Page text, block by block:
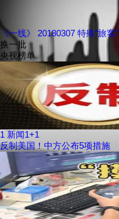
《一线》 20180307 特殊“旅客”
换一批
央视榜单
1 新闻1+1
反制美国！中方公布5项措施